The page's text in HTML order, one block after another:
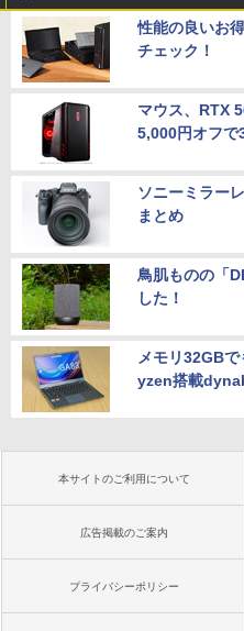
性能の良いお
チェック！
マウス、RTX
5,000円オフで
ソニーミラー
まとめ
鳥肌ものの「
した！
メモリ32GB
yzen搭載
本サイトのご利用について
広告掲載のご案内
プライバシーポリシー